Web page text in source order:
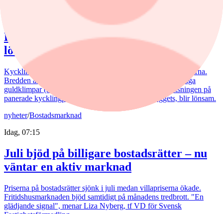
Kommentar: Kan nuggets bli lika
lönsamma som kycklingfilé?
Kycklingproducenten Scandi Standard håller hög fart i affärerna.
Bredden är uppfriskande och flera av affärerna kan bli riktiga
guldklimpar (nuggets). Fast då vill det till att just storsatsningen på
panerade kycklingprodukter, av typen chicken nuggets, blir lönsam.
nyheter/Bostadsmarknad
Idag, 07:15
Juli bjöd på billigare bostadsrätter – nu
väntar en aktiv marknad
Priserna på bostadsrätter sjönk i juli medan villapriserna ökade.
Fritidshusmarknaden bjöd samtidigt på månadens tredbrott. "En
glädjande signal", menar Liza Nyberg, tf VD för Svensk